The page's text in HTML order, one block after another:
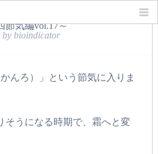
節気編vol.17～
by bioindicator
んろ）」という節気に入りま
そうになる時期で、霜へと変